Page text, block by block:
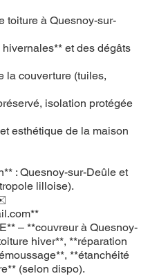
toiture à Quesnoy-sur-
et des dégâts
la couverture (tuiles,
isolation protégée
esthétique de la maison
: Quesnoy-sur-Deûle et
lilloise).
**
– **couvreur à Quesnoy-
hiver**, **réparation
**étanchéité
(selon dispo).